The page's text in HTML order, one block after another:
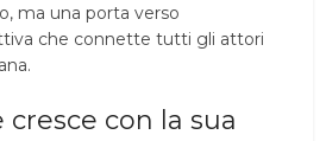
ma una porta verso
che connette tutti gli attori
con la sua